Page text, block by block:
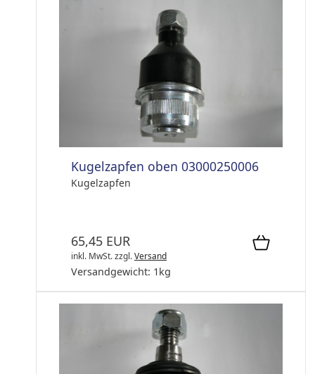
Kugelzapfen oben 03000250006
Kugelzapfen
65,45 EUR
inkl. MwSt.zzgl.Versand
Versandgewicht: 1 kg